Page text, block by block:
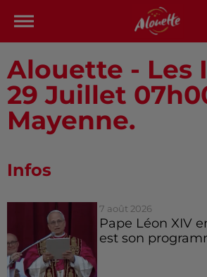
Alouette - Les
29 Juillet
Mayenne.
Infos
7 août 2026
Pape Léon XIV
est son